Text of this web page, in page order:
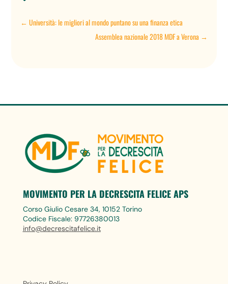
←Università: le migliori al mondo puntano su una finanza etica
Assemblea nazionale 2018 MDF a Verona →
MOVIMENTO PER LA DECRESCITA FELICE APS
Corso Giulio Cesare 34, 10152 Torino
Codice Fiscale: 97726380013
info@decrescitafelice.it